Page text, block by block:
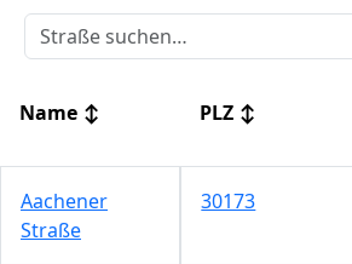
Name ↕ PLZ ↕
Aachener
Straße
30173